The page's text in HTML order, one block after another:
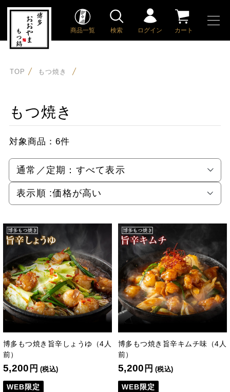
商品一覧 検索 ログイン カート
TOP もつ焼き
もつ焼き
対象商品： 6件
通常／定期： すべて表示
表示順 :価格が高い
博多もつ焼き旨辛しょうゆ（4人
前）
5,200 円 (税込)
WEB限定
博多もつ焼き旨辛キムチ味（4人
前）
5,200 円 (税込)
WEB限定